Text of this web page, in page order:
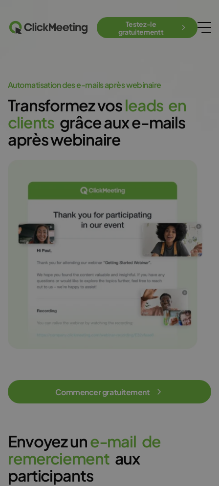
Testez-le
gratuitementt
Commencer gratuitement
Automatisation des e-mails après webinaire
Transformez vosleads en
clients grâce aux e-mails
après webinaire
Envoyez une-mail de
remerciement aux
participants